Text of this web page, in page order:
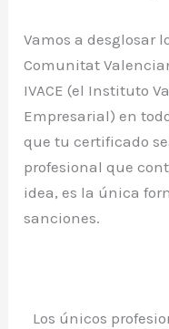
Vamos a desglosar
Comunitat
IVACE (el Instituto
Empresarial) en
que tu certificado
profesional que
idea, es la única
sanciones.
Los únicos